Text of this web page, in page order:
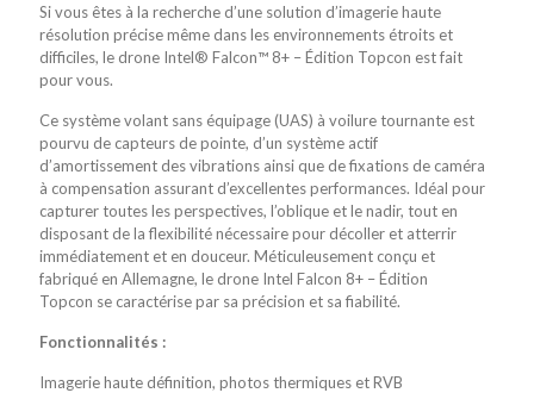
Si vous êtes à la recherche d’une solution d’imagerie haute
résolution précise même dans les environnements étroits et
difficiles, le drone Intel® Falcon™ 8+ – Édition Topcon est fait
pour vous.
Ce système volant sans équipage (UAS) à voilure tournante est
pourvu de capteurs de pointe, d’un système actif
d’amortissement des vibrations ainsi que de fixations de caméra
à compensation assurant d’excellentes performances. Idéal pour
capturer toutes les perspectives, l’oblique et le nadir, tout en
disposant de la flexibilité nécessaire pour décoller et atterrir
immédiatement et en douceur. Méticuleusement conçu et
fabriqué en Allemagne, le drone Intel Falcon 8+ – Édition
Topcon se caractérise par sa précision et sa fiabilité.
Fonctionnalités :
Imagerie haute définition, photos thermiques et RVB